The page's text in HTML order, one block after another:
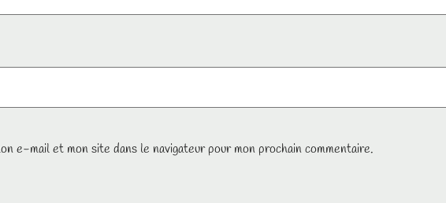
e-mail et mon site dans le navigateur pour mon prochain commentaire.